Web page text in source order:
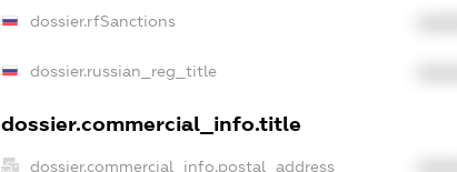
dossier.rfSanctions
dossier.russian_reg_title
dossier.commercial_info.title
dossier.commercial_info.postal_address